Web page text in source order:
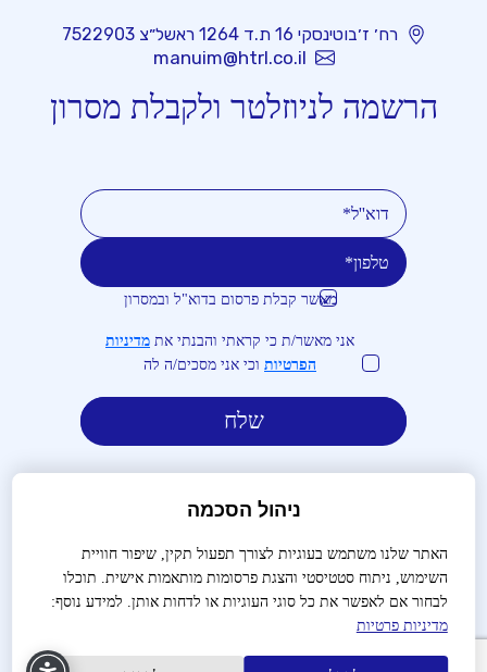
רח׳ ז׳בוטינסקי 16 ת.ד 1264 ראשל״צ 7522903
manuim@htrl.co.il
הרשמה לניוזלטר ולקבלת מסרון
מאשר קבלת פרסום בדוא"ל ובמסרון
אני מאשר/ת כי קראתי והבנתי את מדיניות
הפרטיות וכי אני מסכים/ה לה
לבירורים והזמנות:03-9488666
שאלות נפוצות צור קשר
עיצוב האתר
ניהול הסכמה
האתר שלנו משתמש בעוגיות לצורך תפעול תקין, שיפור חוויית
השימוש, ניתוח סטטיסטי והצגת פרסומות מותאמות אישית. תוכלו
לבחור אם לאפשר את כל סוגי העוגיות או לדחות אותן. למידע נוסף:
מדיניות פרטיות